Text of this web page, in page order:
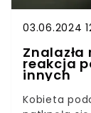
03.06.2024
Znalazła
reakcja
innych
Kobieta